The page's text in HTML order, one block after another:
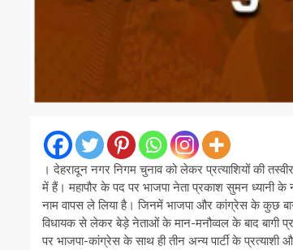
। देहरादून नगर निगम चुनाव को लेकर प्रत्याशियों की
में हैं। महापौर के पद पर भाजपा नेता प्रकाश सुमन ध्यानी के
नाम वापस ले लिया है। जिनमें भाजपा और कांग्रेस के कुछ
विधायक से लेकर बेड़े नेताओं के मान-मनौव्वल के बाद बागी
पर भाजपा-कांग्रेस के साथ ही तीन अन्य पार्टी के प्रत्याशी